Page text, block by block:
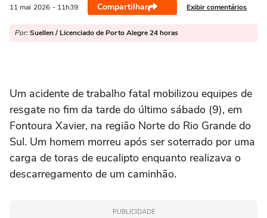
11 mai 2026 - 11h39 Compartilhar Exibir comentários
Por: Suellen / Licenciado de Porto Alegre 24 horas
Um acidente de trabalho fatal mobilizou equipes de
resgate no fim da tarde do último sábado (9), em
Fontoura Xavier, na região Norte do Rio Grande do
Sul. Um homem morreu após ser soterrado por uma
carga de toras de eucalipto enquanto realizava o
descarregamento de um caminhão.
PUBLICIDADE